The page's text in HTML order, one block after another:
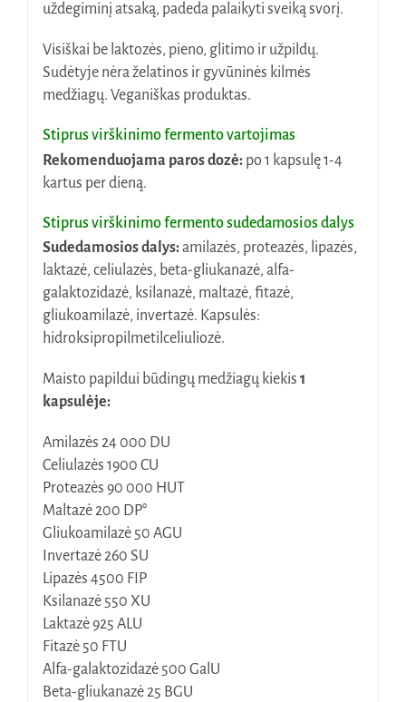
uždegiminį atsaką, padeda palaikyti sveiką svorį.
Visiškai be laktozės, pieno, glitimo ir užpildų.
Sudėtyje nėra želatinos ir gyvūninės kilmės
medžiagų. Veganiškas produktas.
Stiprus virškinimo fermento vartojimas
Rekomenduojama paros dozė: po 1 kapsulę 1-4
kartus per dieną.
Stiprus virškinimo fermento sudedamosios dalys
Sudedamosios dalys:amilazės, proteazės, lipazės,
laktazė, celiulazės, beta-gliukanazė, alfa-
galaktozidazė, ksilanazė, maltazė, fitazė,
gliukoamilazė, invertazė. Kapsulės:
hidroksipropilmetilceliuliozė.
Maisto papildui būdingų medžiagų kiekis 1
kapsulėje:
Amilazės 24 000 DU
Celiulazės 1900 CU
Proteazės 90 000 HUT
Maltazė 200 DP°
Gliukoamilazė 50 AGU
Invertazė 260 SU
Lipazės 4500 FIP
Ksilanazė 550 XU
Laktazė 925 ALU
Fitazė 50 FTU
Alfa-galaktozidazė 500 GalU
Beta-gliukanazė 25 BGU